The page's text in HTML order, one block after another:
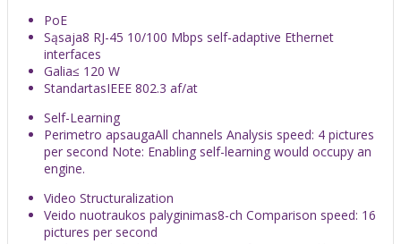
PoE
Sąsaja8 RJ-45 10/100 Mbps self-adaptive Ethernet
interfaces
Galia≤ 120 W
StandartasIEEE 802.3 af/at
Self-Learning
Perimetro apsaugaAll channels Analysis speed: 4 pictures
per second Note: Enabling self-learning would occupy an
engine.
Video Structuralization
Veido nuotraukos palyginimas8-ch Comparison speed: 16
pictures per second